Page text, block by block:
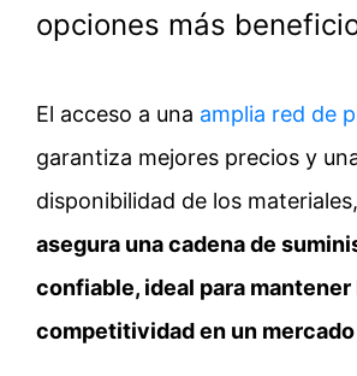
opciones más
El acceso a una amplia red de
garantiza mejores precios y
disponibilidad de los
asegura una cadena de
confiable, ideal para mantener
competitividad en un